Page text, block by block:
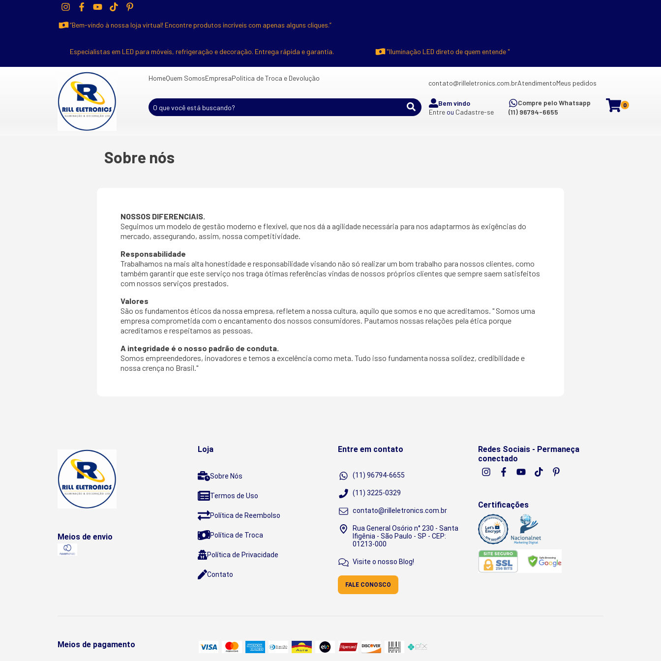
“Bem-vindo à nossa loja virtual! Encontre produtos incríveis com apenas alguns cliques.”
Especialistas em LED para móveis, refrigeração e decoração. Entrega rápida e garantia. "Iluminação LED direto de quem entende "
HomeQuem SomosEmpresaPolítica de Troca e Devolução
contato@rilleletronics.com.brAtendimentoMeus pedidos
Bem vindo
Entre ou Cadastre-se
Compre pelo Whatsapp
(11) 96794-6655
0
Sobre nós
NOSSOS DIFERENCIAIS.
Seguimos um modelo de gestão moderno e flexível, que nos dá a agilidade necessária para nos adaptarmos às exigências do
mercado, assegurando, assim, nossa competitividade.
Responsabilidade
Trabalhamos na mais alta honestidade e responsabilidade visando não só realizar um bom trabalho para nossos clientes, como
também garantir que este serviço nos traga ótimas referências vindas de nossos próprios clientes que sempre saem satisfeitos
com nossos serviços prestados.
Valores
São os fundamentos éticos da nossa empresa, refletem a nossa cultura, aquilo que somos e no que acreditamos. " Somos uma
empresa comprometida com o encantamento dos nossos consumidores. Pautamos nossas relações pela ética porque
acreditamos e respeitamos as pessoas.
A integridade é o nosso padrão de conduta.
Somos empreendedores, inovadores e temos a excelência como meta. Tudo isso fundamenta nossa solidez, credibilidade e
nossa crença no Brasil."
Meios de envio
Loja
Sobre Nós
Termos de Uso
Política de Reembolso
Política de Troca
Política de Privacidade
Contato
Entre em contato
(11) 96794-6655
(11) 3225-0329
contato@rilleletronics.com.br
Rua General Osório n° 230 - Santa
Ifigênia - São Paulo - SP - CEP:
01213-000
Visite o nosso Blog!
FALE CONOSCO
Redes Sociais - Permaneça
conectado
Certificações
Meios de pagamento